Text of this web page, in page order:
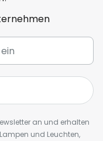
an und erhalten
und Leuchten,